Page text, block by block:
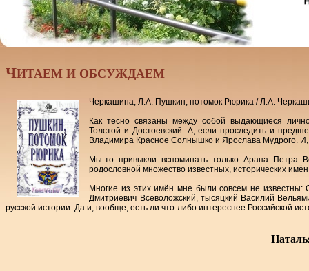
ЧИТАЕМ И ОБСУЖДАЕМ
Черкашина, Л.А. Пушкин, потомок Рюрика / Л.А.
Как тесно связаны между собой выдающиеся
Толстой и Достоевский. А, если проследить и
Владимира Красное Солнышко и Ярослава Мудрого.
Мы-то привыкли вспоминать только Арапа Петра
родословной множество известных, исторических
Многие из этих имён мне были совсем не
Дмитриевич Всеволожский, тысяцкий Василий
русской истории. Да и, вообще, есть ли что-либо интереснее Российской